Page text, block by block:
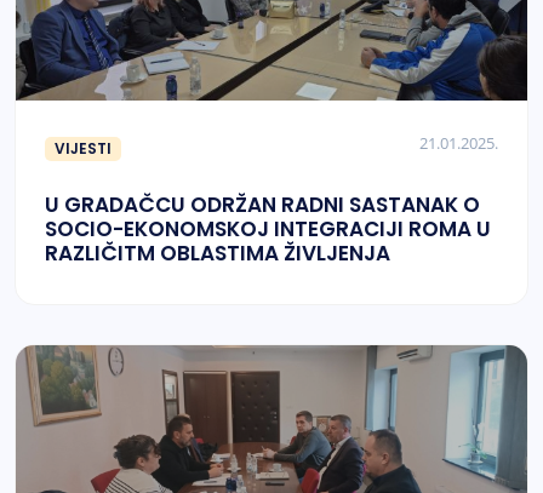
VIJESTI 21.01.2025.
U GRADAČCU ODRŽAN RADNI SASTANAK O
SOCIO-EKONOMSKOJ INTEGRACIJI ROMA U
RAZLIČITM OBLASTIMA ŽIVLJENJA